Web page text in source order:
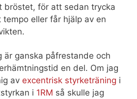
bröstet, för att sedan trycka
tempo eller får hjälp av en
är ganska påfrestande och
en del. Om jag
av excentrisk styrketräning i
i 1RM så skulle jag